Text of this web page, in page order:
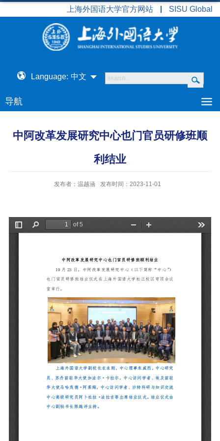
上海外国语大学官方网站 SISU Global
Language: 中文
导航
中阿改革发展研究中心也门官员研修班顺
利结业
发布者：温越涵 发布时间：2023-11-01